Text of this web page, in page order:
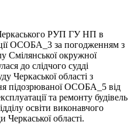
РУП ГУ НП в
ОСОБА_3 за погодженням з
Смілянської окружної
до слідчого судді
Черкаської області з
підозрюваної ОСОБА_5 від
та ремонту будівель
освіти виконавчого
Черкаської області.